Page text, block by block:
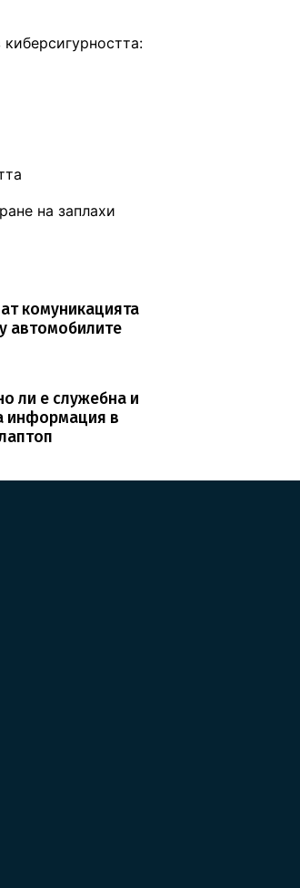
на заплахи
комуникацията
автомобилите
ли е служебна и
информация в